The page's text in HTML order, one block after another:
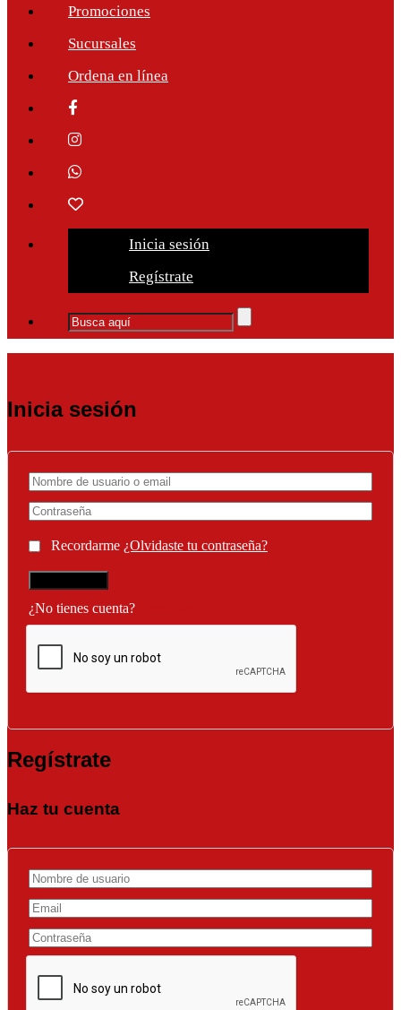
Promociones
Sucursales
Ordena en línea
Inicia sesión
Regístrate
Inicia sesión
Recordarme ¿Olvidaste tu contraseña?
¿No tienes cuenta?
Regístrate
Haz tu cuenta